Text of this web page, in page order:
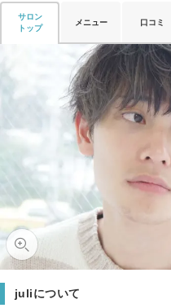
サロン
トップ
メニュー 口コミ
juliについて